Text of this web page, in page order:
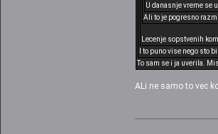
U danasnje vreme se
Ali to je pogresno
Lecenje sopstvenih
I to puno vise nego sto
To sam se i ja uverila.
ALi ne samo to vec